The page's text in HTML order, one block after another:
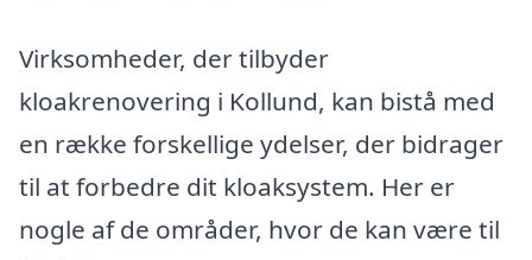
Virksomheder, der tilbyder
kloakrenovering i Kollund, kan bistå med
en række forskellige ydelser, der bidrager
til at forbedre dit kloaksystem. Her er
nogle af de områder, hvor de kan være til